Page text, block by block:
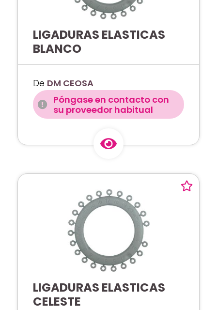
LIGADURAS ELASTICAS
BLANCO
De DM CEOSA
Póngase en contacto con
su proveedor habitual
LIGADURAS ELASTICAS
CELESTE